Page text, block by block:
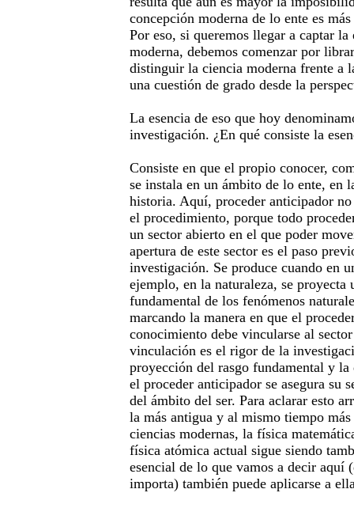
concepción moderna de lo ente es
Por eso, si queremos llegar a captar la
moderna, debemos comenzar por
distinguir la ciencia moderna frente a
una cuestión de grado desde la
La esencia de eso que hoy
investigación. ¿En qué consiste la
Consiste en que el propio conocer,
se instala en un ámbito de lo ente, en
historia. Aquí, proceder anticipador
el procedimiento, porque todo
un sector abierto en el que poder
apertura de este sector es el paso
investigación. Se produce cuando en
ejemplo, en la naturaleza, se proyecta
fundamental de los fenómenos
marcando la manera en que el
conocimiento debe vincularse al
vinculación es el rigor de la
proyección del rasgo fundamental y
el proceder anticipador se asegura su
del ámbito del ser. Para aclarar esto
la más antigua y al mismo tiempo
ciencias modernas, la física
física atómica actual sigue siendo
esencial de lo que vamos a decir aquí
importa) también puede aplicarse a